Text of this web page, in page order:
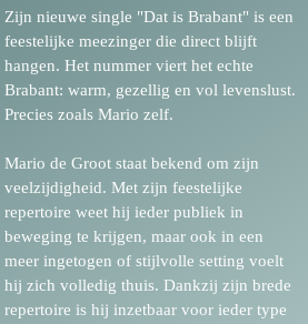
Zijn nieuwe single "Dat is Brabant" is een
feestelijke meezinger die direct blijft
hangen. Het nummer viert het echte
Brabant: warm, gezellig en vol levenslust.
Precies zoals Mario zelf.
Mario de Groot staat bekend om zijn
veelzijdigheid. Met zijn feestelijke
repertoire weet hij ieder publiek in
beweging te krijgen, maar ook in een
meer ingetogen of stijlvolle setting voelt
hij zich volledig thuis. Dankzij zijn brede
repertoire is hij inzetbaar voor ieder type